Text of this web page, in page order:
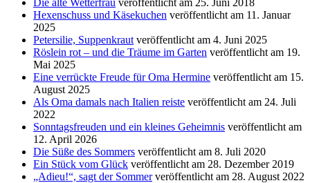
Die alte Wetterfrau veröffentlicht am 25. Juni 2018
Hexenschuss und Käsekuchen veröffentlicht am 11. Januar
2025
Petersilie, Suppenkraut veröffentlicht am 4. Juni 2025
Röslein rot – und die Träume im Garten veröffentlicht am 19.
Mai 2025
Eine verrückte Freude für Oma Hermine veröffentlicht am 15.
August 2025
Als Oma damals nach Italien reiste veröffentlicht am 24. Juli
2022
Sonntagsfreuden und ein kleines Geheimnis veröffentlicht am
12. April 2026
Die Süße des Sommers veröffentlicht am 8. Juli 2020
Ein Stück vom Glück veröffentlicht am 28. Dezember 2019
„Adieu!“, sagt der Sommer veröffentlicht am 28. August 2022